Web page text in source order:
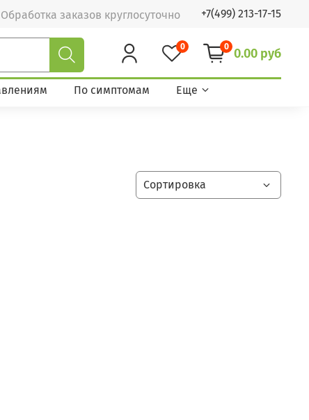
Обработка заказов круглосуточно +7(499) 213-17-15
0 0 0.00 руб
По симптомам Еще